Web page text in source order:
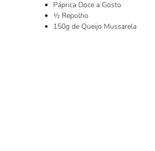
Páprica Doce a Gosto
½ Repolho
150g de Queijo Mussarela